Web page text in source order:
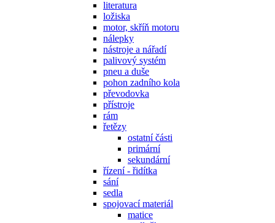
literatura
ložiska
motor, skříň motoru
nálepky
nástroje a nářadí
palivový systém
pneu a duše
pohon zadního kola
převodovka
přístroje
rám
řetězy
ostatní části
primární
sekundární
řízení - řidítka
sání
sedla
spojovací materiál
matice